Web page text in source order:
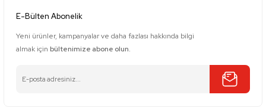
E-Bülten Abonelik
Yeni ürünler, kampanyalar ve daha fazlası hakkında bilgi
almak için bültenimize abone olun.